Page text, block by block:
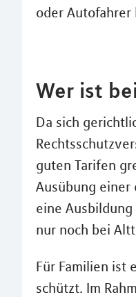
oder Autofahrer
Wer ist
Da sich
guten Tarifen
Ausübung einer
eine
nur noch bei
Für Familien ist
schützt. Im